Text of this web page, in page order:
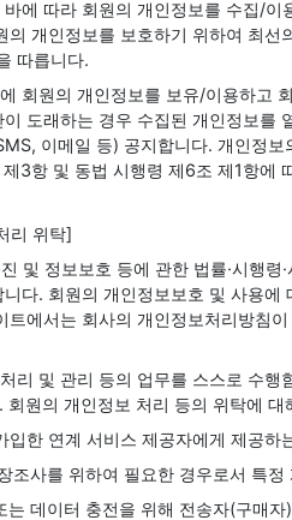
에 따라 회원의 개인정보를 수집/이
의 개인정보를 보호하기 위하여 최
따릅니다.
회원의 개인정보를 보유/이용하고
도래하는 경우 수집된 개인정보를
이메일 등) 공지합니다. 개인정
3항 및 동법 시행령 제6조 제1항에
리 위탁]
및 정보보호 등에 관한 법률·시행령
다. 회원의 개인정보보호 및 사용
트에서는 회사의 개인정보처리방침
및 관리 등의 업무를 스스로 수행
원의 개인정보 처리 등의 위탁에
입한 연계 서비스 제공자에게 제공하
조사를 위하여 필요한 경우로서 특
데이터 충전을 위해 전송자(구매